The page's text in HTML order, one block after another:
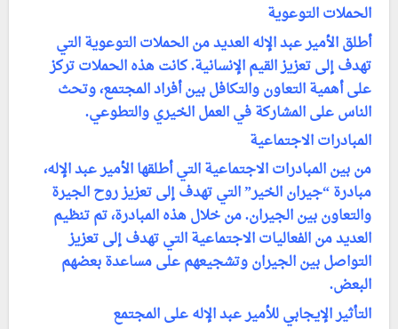
الحملات التوعوية
أطلق الأمير عبد الإله العديد من الحملات التوعوية التي
تهدف إلى تعزيز القيم الإنسانية. كانت هذه الحملات تركز
على أهمية التعاون والتكافل بين أفراد المجتمع، وتحث
الناس على المشاركة في العمل الخيري والتطوعي.
المبادرات الاجتماعية
من بين المبادرات الاجتماعية التي أطلقها الأمير عبد الإله،
مبادرة “جيران الخير” التي تهدف إلى تعزيز روح الجيرة
والتعاون بين الجيران. من خلال هذه المبادرة، تم تنظيم
العديد من الفعاليات الاجتماعية التي تهدف إلى تعزيز
التواصل بين الجيران وتشجيعهم على مساعدة بعضهم
البعض.
التأثير الإيجابي للأمير عبد الإله على المجتمع